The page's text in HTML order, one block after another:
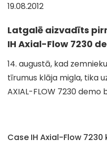
19.08.2012
Latgalē aizvadīts
IH Axial-Flow 7230
14. augustā, kad
tīrumus klāja migla, tika
AXIAL-FLOW 7230 demo
Case IH Axial-Flow